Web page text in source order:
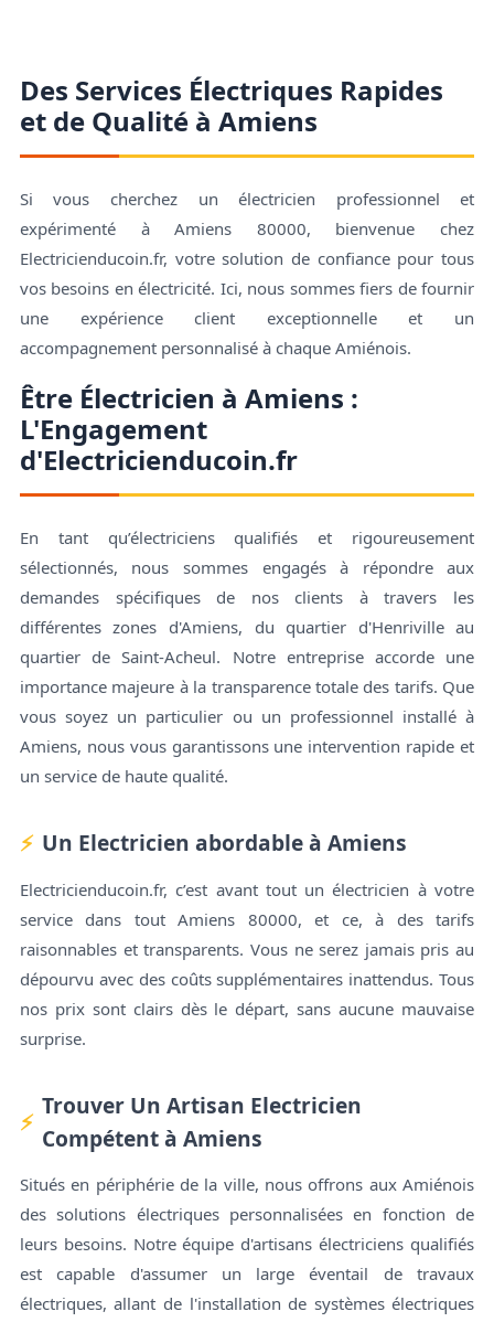
Des Services Électriques Rapides
et de Qualité à Amiens
Si vous cherchez un électricien professionnel et
expérimenté à Amiens 80000, bienvenue chez
Electricienducoin.fr, votre solution de confiance pour tous
vos besoins en électricité. Ici, nous sommes fiers de fournir
une expérience client exceptionnelle et un
accompagnement personnalisé à chaque Amiénois.
Être Électricien à Amiens :
L'Engagement
d'Electricienducoin.fr
En tant qu’électriciens qualifiés et rigoureusement
sélectionnés, nous sommes engagés à répondre aux
demandes spécifiques de nos clients à travers les
différentes zones d'Amiens, du quartier d'Henriville au
quartier de Saint-Acheul. Notre entreprise accorde une
importance majeure à la transparence totale des tarifs. Que
vous soyez un particulier ou un professionnel installé à
Amiens, nous vous garantissons une intervention rapide et
un service de haute qualité.
Un Electricien abordable à Amiens
Electricienducoin.fr, c’est avant tout un électricien à votre
service dans tout Amiens 80000, et ce, à des tarifs
raisonnables et transparents. Vous ne serez jamais pris au
dépourvu avec des coûts supplémentaires inattendus. Tous
nos prix sont clairs dès le départ, sans aucune mauvaise
surprise.
Trouver Un Artisan Electricien
Compétent à Amiens
Situés en périphérie de la ville, nous offrons aux Amiénois
des solutions électriques personnalisées en fonction de
leurs besoins. Notre équipe d'artisans électriciens qualifiés
est capable d'assumer un large éventail de travaux
électriques, allant de l'installation de systèmes électriques